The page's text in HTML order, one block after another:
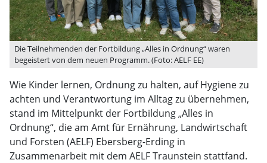
Die Teilnehmenden der Fortbildung „Alles in Ordnung“ waren
begeistert von dem neuen Programm. (Foto: AELF EE)
Wie Kinder lernen, Ordnung zu halten, auf Hygiene zu
achten und Verantwortung im Alltag zu übernehmen,
stand im Mittelpunkt der Fortbildung „Alles in
Ordnung“, die am Amt für Ernährung, Landwirtschaft
und Forsten (AELF) Ebersberg-Erding in
Zusammenarbeit mit dem AELF Traunstein stattfand.